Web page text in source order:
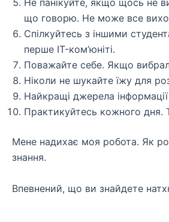
Не панікуйте, якщо щось не
що говорю. Не може все
Спілкуйтесь з іншими
перше IT-ком’юніті.
Поважайте себе. Якщо
Ніколи не шукайте їжу для
Найкращі джерела
Практикуйтесь кожного дня.
Мене надихає моя робота. Як
знання.
Впевнений, що ви знайдете